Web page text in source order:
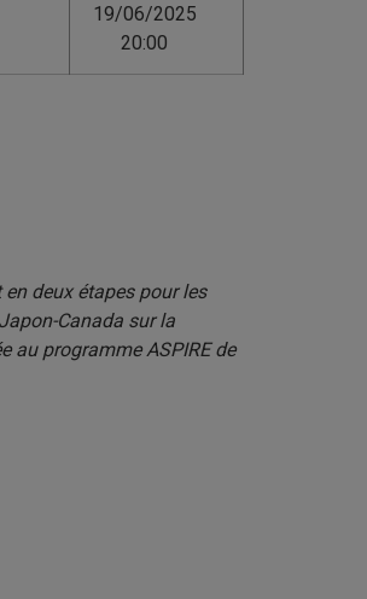
19/06/2025
20:00
deux étapes pour les
Canada sur la
au programme ASPIRE de